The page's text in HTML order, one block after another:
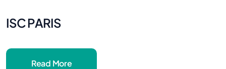
ISC PARIS
Read More